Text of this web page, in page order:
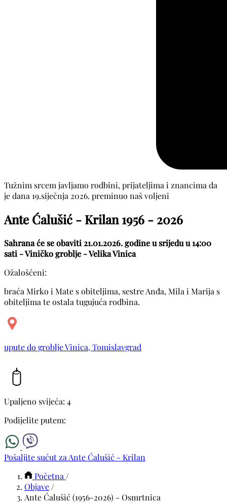
Tužnim srcem javljamo rodbini, prijateljima i znancima da
je dana 19.siječnja 2026. preminuo naš voljeni
Ante Ćalušić - Krilan1956 - 2026
Sahrana će se obaviti 21.01.2026. godine u srijedu u 14:00
sati - Viničko groblje - Velika Vinica
Ožalošćeni:
braća Mirko i Mate s obiteljima, sestre Anđa, Mila i Marija s
obiteljima te ostala tugujuća rodbina.
upute do groblje Vinica, Tomislavgrad
Upaljeno svijeća: 4
Podijelite putem:
Pošaljite sućut za Ante Ćalušić - Krilan
Početna /
Objave /
Ante Ćalušić (1956-2026) - Osmrtnica